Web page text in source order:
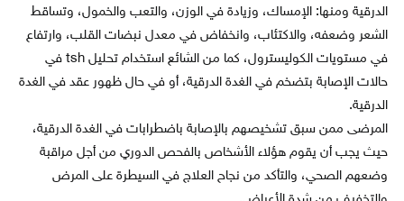
الدرقية ومنها: الإمساك، وزيادة في الوزن، والتعب والخمول، وتساقط
الشعر وضعفه، والاكتئاب، وانخفاض في معدل نبضات القلب، وارتفاع
في مستويات الكوليسترول، كما من الشائع استخدام تحليل tsh في
حالات الإصابة بتضخم في الغدة الدرقية، أو في حال ظهور عقد في الغدة
الدرقية.
المرضى ممن سبق تشخيصهم بالإصابة باضطرابات في الغدة الدرقية،
حيث يجب أن يقوم هؤلاء الأشخاص بالفحص الدوري من أجل مراقبة
وضعهم الصحي، والتأكد من نجاح العلاج في السيطرة على المرض